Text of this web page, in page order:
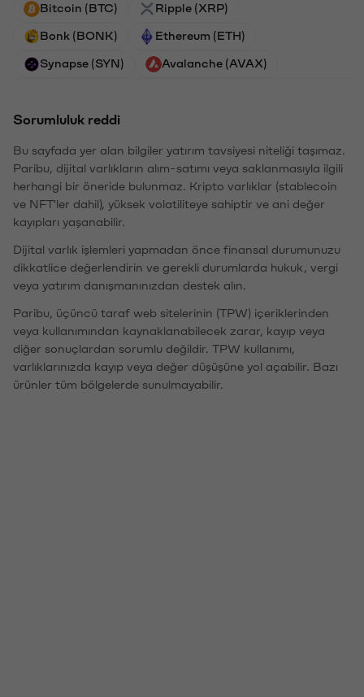
Bitcoin (BTC) Ripple (XRP)
Bonk (BONK) Ethereum (ETH)
Synapse (SYN) Avalanche (AVAX)
Sorumluluk reddi
Bu sayfada yer alan bilgiler yatırım tavsiyesi niteliği taşımaz.
Paribu, dijital varlıkların alım-satımı veya saklanmasıyla ilgili
herhangi bir öneride bulunmaz. Kripto varlıklar (stablecoin
ve NFT'ler dahil), yüksek volatiliteye sahiptir ve ani değer
kayıpları yaşanabilir.
Dijital varlık işlemleri yapmadan önce finansal durumunuzu
dikkatlice değerlendirin ve gerekli durumlarda hukuk, vergi
veya yatırım danışmanınızdan destek alın.
Paribu, üçüncü taraf web sitelerinin (TPW) içeriklerinden
veya kullanımından kaynaklanabilecek zarar, kayıp veya
diğer sonuçlardan sorumlu değildir. TPW kullanımı,
varlıklarınızda kayıp veya değer düşüşüne yol açabilir. Bazı
ürünler tüm bölgelerde sunulmayabilir.